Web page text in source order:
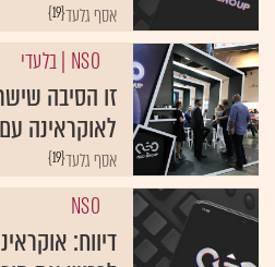
{19}אסף גלעד
NSO | בלעדי
זו הסיבה
לאוקראינה
{19}אסף גלעד
NSO
דיווח: